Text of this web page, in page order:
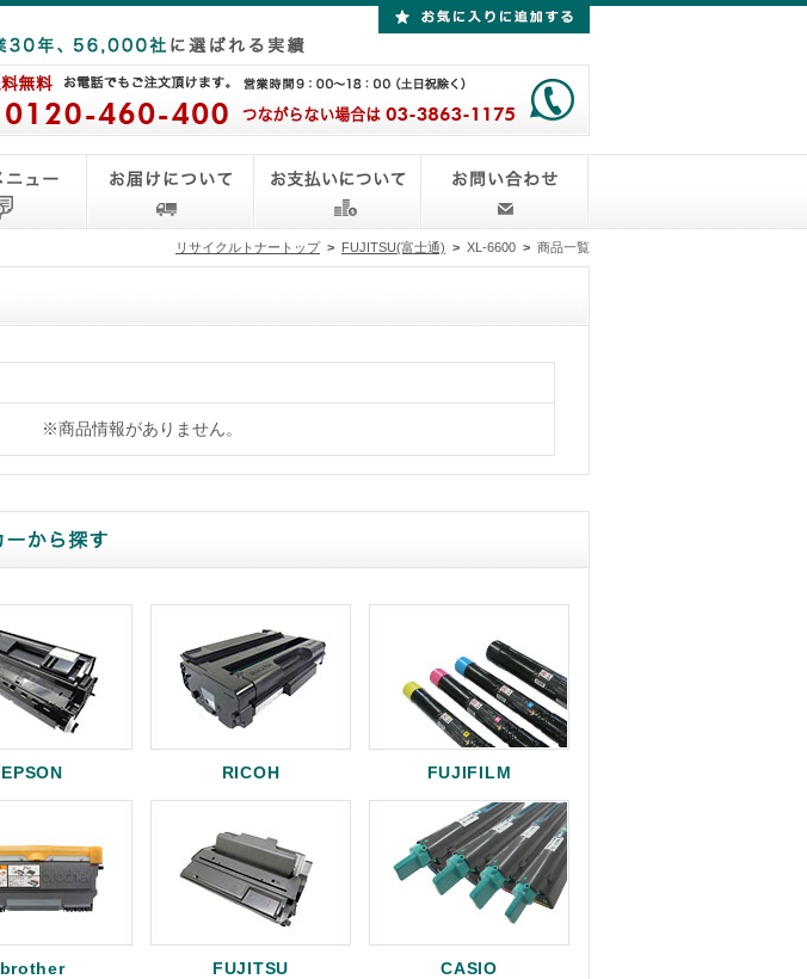
リサイクルトナートップ > FUJITSU(富士通) > XL-6600 > 商品一覧
※商品情報がありません。
EPSON RICOH FUJIFILM
brother FUJITSU CASIO